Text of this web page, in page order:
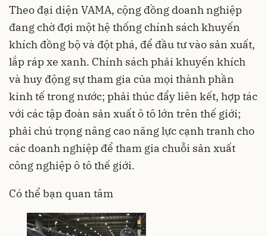
Theo đại diện VAMA, cộng đồng doanh nghiệp
đang chờ đợi một hệ thống chính sách khuyến
khích đồng bộ và đột phá, để đầu tư vào sản xuất,
lắp ráp xe xanh. Chính sách phải khuyến khích
và huy động sự tham gia của mọi thành phần
kinh tế trong nước; phải thúc đẩy liên kết, hợp tác
với các tập đoàn sản xuất ô tô lớn trên thế giới;
phải chú trọng nâng cao năng lực cạnh tranh cho
các doanh nghiệp để tham gia chuỗi sản xuất
công nghiệp ô tô thế giới.
Có thể bạn quan tâm